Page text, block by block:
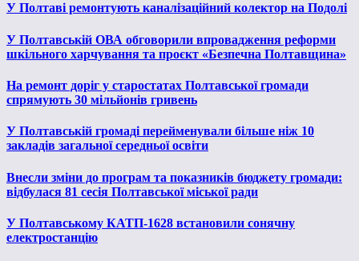
У Полтаві ремонтують каналізаційний колектор на Подолі
У Полтавській ОВА обговорили впровадження реформи
шкільного харчування та проєкт «Безпечна Полтавщина»
На ремонт доріг у старостатах Полтавської громади
спрямують 30 мільйонів гривень
У Полтавській громаді перейменували більше ніж 10
закладів загальної середньої освіти
Внесли зміни до програм та показників бюджету громади:
відбулася 81 сесія Полтавської міської ради
У Полтавському КАТП-1628 встановили сонячну
електростанцію